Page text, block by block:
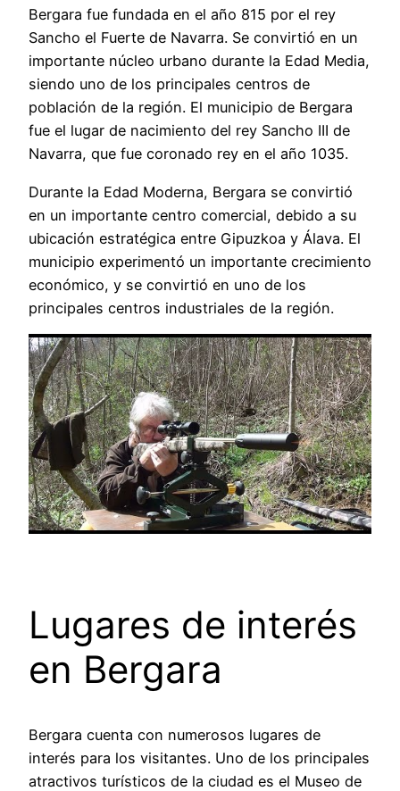
Bergara fue fundada en el año 815 por el rey
Sancho el Fuerte de Navarra. Se convirtió en un
importante núcleo urbano durante la Edad Media,
siendo uno de los principales centros de
población de la región. El municipio de Bergara
fue el lugar de nacimiento del rey Sancho III de
Navarra, que fue coronado rey en el año 1035.
Durante la Edad Moderna, Bergara se convirtió
en un importante centro comercial, debido a su
ubicación estratégica entre Gipuzkoa y Álava. El
municipio experimentó un importante crecimiento
económico, y se convirtió en uno de los
principales centros industriales de la región.
Lugares de interés
en Bergara
Bergara cuenta con numerosos lugares de
interés para los visitantes. Uno de los principales
atractivos turísticos de la ciudad es el Museo de